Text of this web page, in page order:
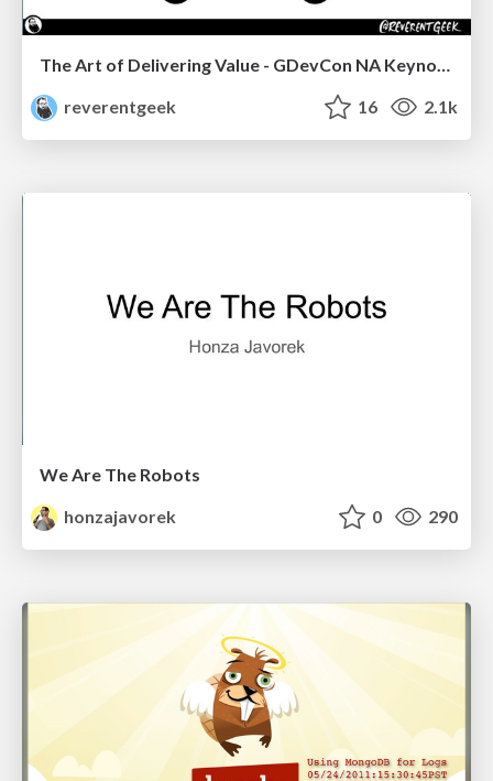
The Art of Delivering Value - GDevCon NA Keynote
reverentgeek
16 2.1k
We Are The Robots
honzajavorek
0 290